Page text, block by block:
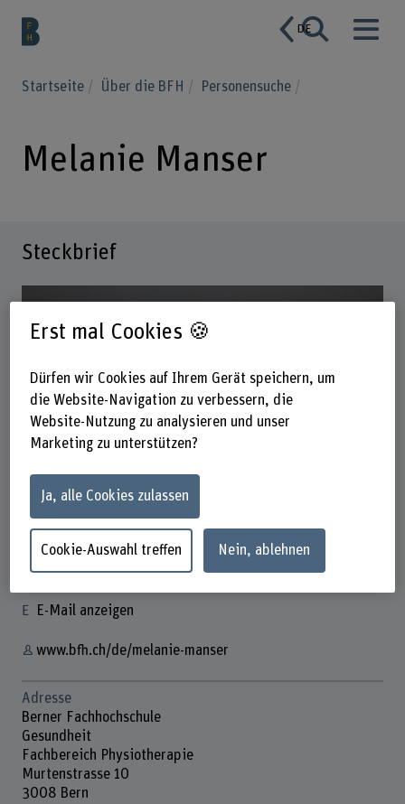
DE
Startseite Über die BFH Personensuche
Melanie Manser
Steckbrief
Studienleiterin
Kontakt
E-Mail anzeigen
www.bfh.ch/de/melanie-manser
Adresse
Berner Fachhochschule
Gesundheit
Fachbereich Physiotherapie
Murtenstrasse 10
3008 Bern
Erst mal Cookies 🍪
Dürfen wir Cookies auf Ihrem Gerät speichern, um
die Website-Navigation zu verbessern, die
Website-Nutzung zu analysieren und unser
Marketing zu unterstützen?
Ja, alle Cookies zulassen
Cookie-Auswahl treffen Nein, ablehnen